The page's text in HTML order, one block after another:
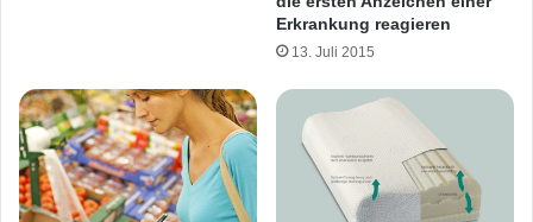
Erkrankung reagieren
13. Juli 2015